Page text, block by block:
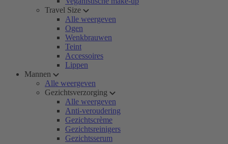
Travel Size
Alle weergeven
Ogen
Wenkbrauwen
Teint
Accessoires
Lippen
Mannen
Alle weergeven
Gezichtsverzorging
Alle weergeven
Anti-veroudering
Gezichtscrème
Gezichtsreinigers
Gezichtsserum